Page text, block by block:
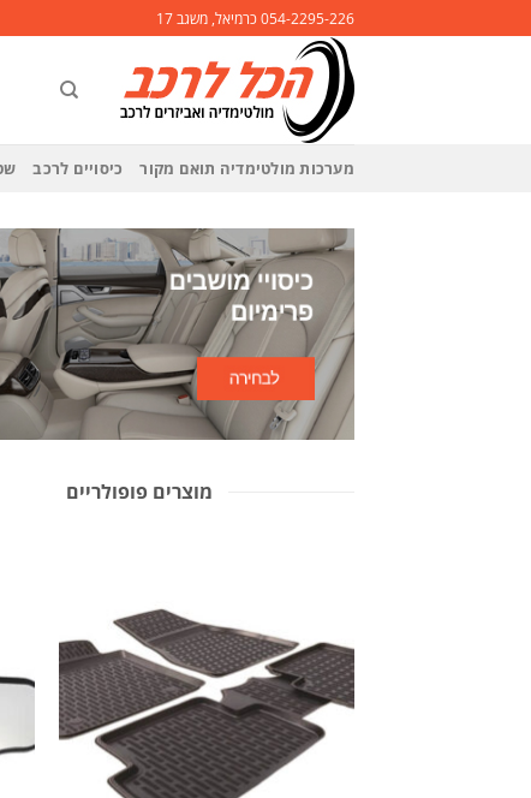
to
054-2295-226 כרמיאל, משגב 17
מערכות מולטימדיה תואם מקור כיסויים לרכב
מוצרים פופולריים
המשאלות